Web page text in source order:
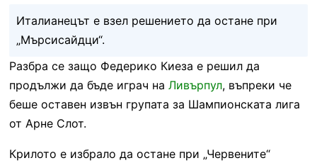
Италианецът е взел решението да остане при
„Мърсисайдци“.
Разбра се защо Федерико Киеза е решил да
продължи да бъде играч на Ливърпул, въпреки че
беше оставен извън групата за Шампионската лига
от Арне Слот.
Крилото е избрало да остане при „Червените“